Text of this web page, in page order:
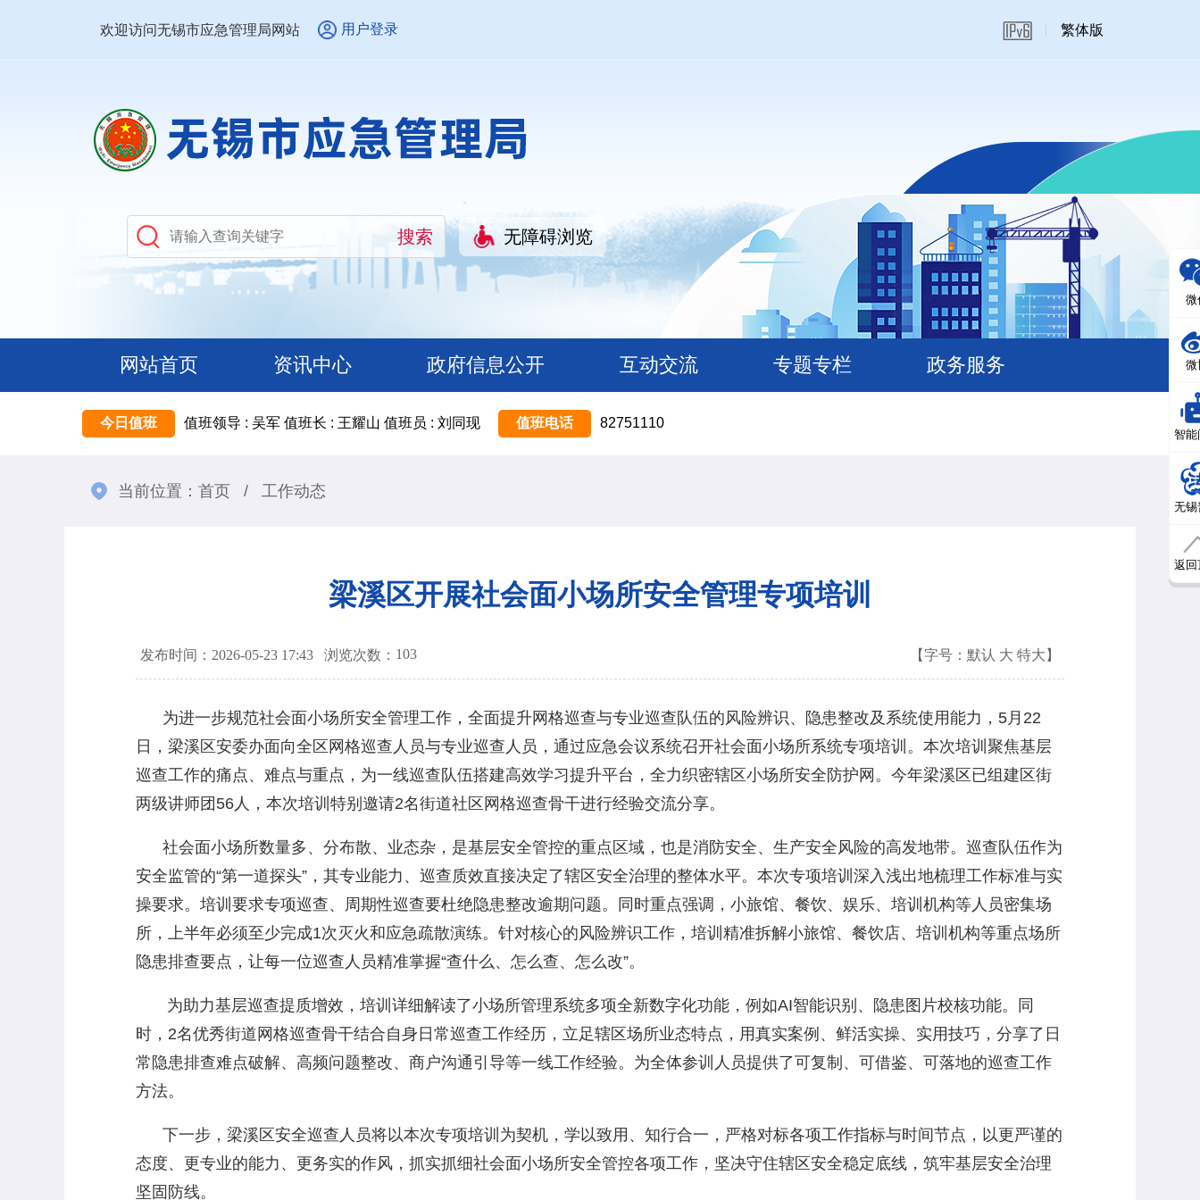
欢迎访问无锡市应急管理局网站 用户登录 繁体版
无障碍浏览
网站首页 资讯中心 政府信息公开 互动交流 专题专栏 政务服务
今日值班 值班领导 : 吴军 值班长 : 王耀山 值班员 : 刘同现 值班电话 82751110
当前位置： 首页 / 工作动态
梁溪区开展社会面小场所安全管理专项培训
发布时间：2026-05-23 17:43 浏览次数： 103 【字号： 默认 大 特大 】
为进一步规范社会面小场所安全管理工作，全面提升网格巡查与专业巡查队伍的风险辨识、隐患整改及系统使用能力，5月22
日，梁溪区安委办面向全区网格巡查人员与专业巡查人员，通过应急会议系统召开社会面小场所系统专项培训。本次培训聚焦基层
巡查工作的痛点、难点与重点，为一线巡查队伍搭建高效学习提升平台，全力织密辖区小场所安全防护网。今年梁溪区已组建区街
两级讲师团56人，本次培训特别邀请2名街道社区网格巡查骨干进行经验交流分享。
社会面小场所数量多、分布散、业态杂，是基层安全管控的重点区域，也是消防安全、生产安全风险的高发地带。巡查队伍作为
安全监管的“第一道探头”，其专业能力、巡查质效直接决定了辖区安全治理的整体水平。本次专项培训深入浅出地梳理工作标准与实
操要求。培训要求专项巡查、周期性巡查要杜绝隐患整改逾期问题。同时重点强调，小旅馆、餐饮、娱乐、培训机构等人员密集场
所，上半年必须至少完成1次灭火和应急疏散演练。针对核心的风险辨识工作，培训精准拆解小旅馆、餐饮店、培训机构等重点场所
隐患排查要点，让每一位巡查人员精准掌握“查什么、怎么查、怎么改”。
为助力基层巡查提质增效，培训详细解读了小场所管理系统多项全新数字化功能，例如AI智能识别、隐患图片校核功能。同
时，2名优秀街道网格巡查骨干结合自身日常巡查工作经历，立足辖区场所业态特点，用真实案例、鲜活实操、实用技巧，分享了日
常隐患排查难点破解、高频问题整改、商户沟通引导等一线工作经验。为全体参训人员提供了可复制、可借鉴、可落地的巡查工作
方法。
下一步，梁溪区安全巡查人员将以本次专项培训为契机，学以致用、知行合一，严格对标各项工作指标与时间节点，以更严谨的
态度、更专业的能力、更务实的作风，抓实抓细社会面小场所安全管控各项工作，坚决守住辖区安全稳定底线，筑牢基层安全治理
坚固防线。
微
微
智能
无锡
返回